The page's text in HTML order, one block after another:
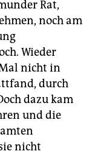
Rat,
noch am
Wieder
nicht in
durch
dazu kam
und die
nicht